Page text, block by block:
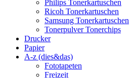
Philips Tonerkartuschen
Ricoh Tonerkartuschen
Samsung Tonerkartuschen
Tonerpulver Tonerchips
Drucker
Papier
A-z (dies&das)
Fototapeten
Freizeit